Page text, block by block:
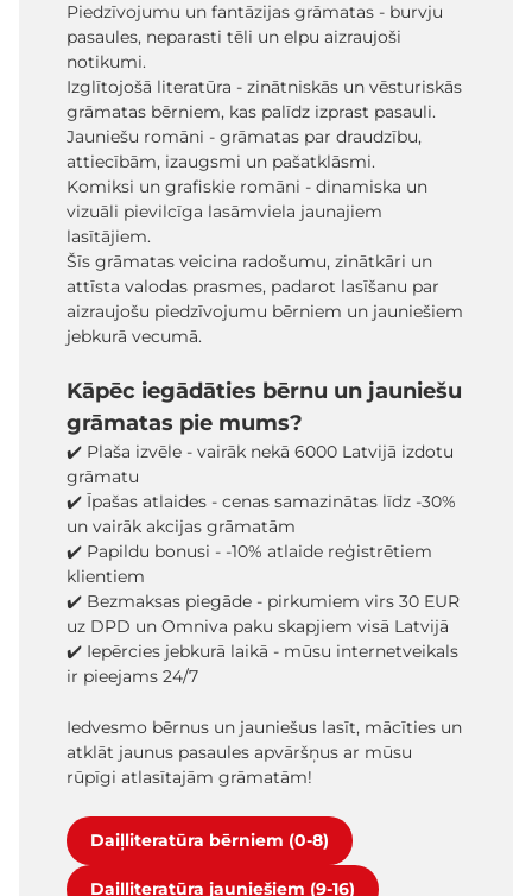
Piedzīvojumu un fantāzijas grāmatas - burvju
pasaules, neparasti tēli un elpu aizraujoši
notikumi.
Izglītojošā literatūra - zinātniskās un vēsturiskās
grāmatas bērniem, kas palīdz izprast pasauli.
Jauniešu romāni - grāmatas par draudzību,
attiecībām, izaugsmi un pašatklāsmi.
Komiksi un grafiskie romāni - dinamiska un
vizuāli pievilcīga lasāmviela jaunajiem
lasītājiem.
Šīs grāmatas veicina radošumu, zinātkāri un
attīsta valodas prasmes, padarot lasīšanu par
aizraujošu piedzīvojumu bērniem un jauniešiem
jebkurā vecumā.
Kāpēc iegādāties bērnu un jauniešu
grāmatas pie mums?
✔️ Plaša izvēle - vairāk nekā 6000 Latvijā izdotu
grāmatu
✔️ Īpašas atlaides - cenas samazinātas līdz -30%
un vairāk akcijas grāmatām
✔️ Papildu bonusi - -10% atlaide reģistrētiem
klientiem
✔️ Bezmaksas piegāde - pirkumiem virs 30 EUR
uz DPD un Omniva paku skapjiem visā Latvijā
✔️ Iepērcies jebkurā laikā - mūsu internetveikals
ir pieejams 24/7
Iedvesmo bērnus un jauniešus lasīt, mācīties un
atklāt jaunus pasaules apvāršņus ar mūsu
rūpīgi atlasītajām grāmatām!
Daiļliteratūra bērniem (0-8)
Daiļliteratūra jauniešiem (9-16)